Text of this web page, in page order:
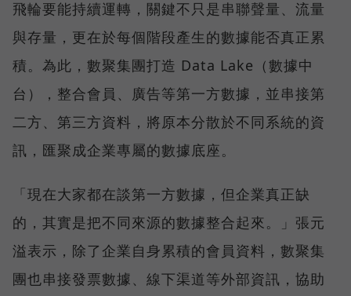
飛輪要能持續運轉，關鍵不只是串聯聲量、流量
與存量，更在於每個階段產生的數據能否真正累
積。為此，數聚集團打造 Data Lake（數據中
台），整合會員、廣告等第一方數據，並串接第
二方、第三方資料，將原本分散於不同系統的資
訊，匯聚成企業專屬的數據底座。
「現在大家都在談第一方數據，但企業真正缺
的，其實是把不同來源的數據整合起來。」張元
溢表示，除了企業自身累積的會員資料，數聚集
團也串接發票數據、線下渠道等外部資訊，協助